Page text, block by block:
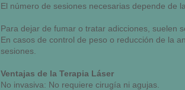
El número de sesiones necesarias depende de
Para dejar de fumar o tratar adicciones, suelen
En casos de control de peso o reducción de la
sesiones.
Ventajas de la Terapia Láser
No invasiva: No requiere cirugía ni agujas.